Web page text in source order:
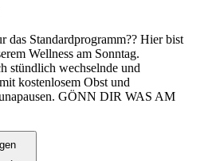
das Standardprogramm?? Hier bist
Wellness am Sonntag.
stündlich wechselnde und
kostenlosem Obst und
GÖNN DIR WAS AM